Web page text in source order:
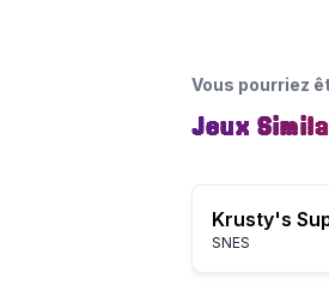
Vous pourriez
Jeux
SNES